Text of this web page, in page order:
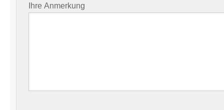
Ihre Anmerkung